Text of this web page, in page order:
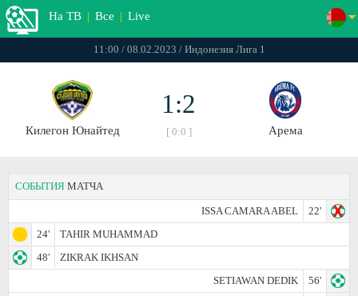
На ТВ | Все | Live
11:00 / 08.02.2023 / Индонезия Лига 1
Килегон Юнайтед
1:2
[ 0:0 ] Арема
СОБЫТИЯ МАТЧА
ISSA CAMARA ABEL
22'
24'
TAHIR MUHAMMAD
48'
ZIKRAK IKHSAN
SETIAWAN DEDIK
56'